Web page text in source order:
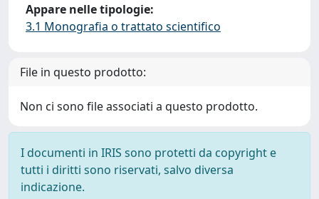
Appare nelle tipologie:
3.1 Monografia o trattato scientifico
File in questo prodotto:
Non ci sono file associati a questo prodotto.
I documenti in IRIS sono protetti da copyright e
tutti i diritti sono riservati, salvo diversa
indicazione.